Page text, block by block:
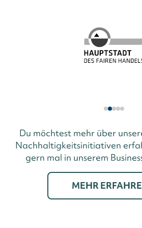
Du möchtest mehr über
Nachhaltigkeitsinitiativen
gern mal in unserem
MEHR